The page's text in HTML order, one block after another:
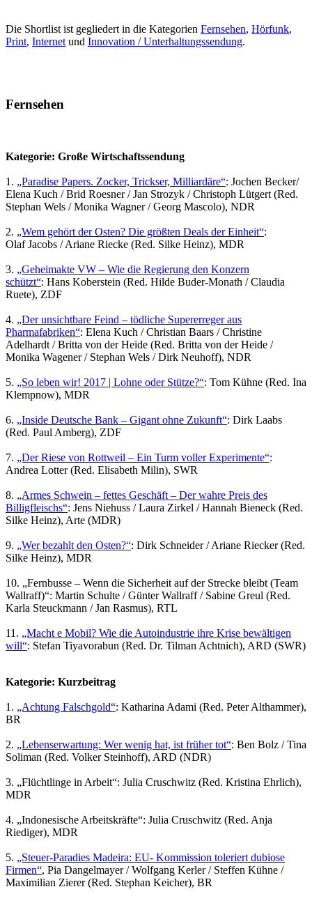
Die Shortlist ist gegliedert in die Kategorien Fernsehen, Hörfunk,
Print, Internet und Innovation / Unterhaltungssendung.
Fernsehen
Kategorie: Große Wirtschaftssendung
1. „Paradise Papers. Zocker, Trickser, Milliardäre“: Jochen Becker/
Elena Kuch / Brid Roesner / Jan Strozyk / Christoph Lütgert (Red.
Stephan Wels / Monika Wagner / Georg Mascolo), NDR
2. „Wem gehört der Osten? Die größten Deals der Einheit“:
Olaf Jacobs / Ariane Riecke (Red. Silke Heinz), MDR
3. „Geheimakte VW – Wie die Regierung den Konzern
schützt“: Hans Koberstein (Red. Hilde Buder-Monath / Claudia
Ruete), ZDF
4. „Der unsichtbare Feind – tödliche Supererreger aus
Pharmafabriken“: Elena Kuch / Christian Baars / Christine
Adelhardt / Britta von der Heide (Red. Britta von der Heide /
Monika Wagener / Stephan Wels / Dirk Neuhoff), NDR
5. „So leben wir! 2017 | Lohne oder Stütze?“: Tom Kühne (Red. Ina
Klempnow), MDR
6. „Inside Deutsche Bank – Gigant ohne Zukunft“: Dirk Laabs
(Red. Paul Amberg), ZDF
7. „Der Riese von Rottweil – Ein Turm voller Experimente“:
Andrea Lotter (Red. Elisabeth Milin), SWR
8. „Armes Schwein – fettes Geschäft – Der wahre Preis des
Billigfleischs“: Jens Niehuss / Laura Zirkel / Hannah Bieneck (Red.
Silke Heinz), Arte (MDR)
9. „Wer bezahlt den Osten?“: Dirk Schneider / Ariane Riecker (Red.
Silke Heinz), MDR
10. „Fernbusse – Wenn die Sicherheit auf der Strecke bleibt (Team
Wallraff)“: Martin Schulte / Günter Wallraff / Sabine Greul (Red.
Karla Steuckmann / Jan Rasmus), RTL
11. „Macht e Mobil? Wie die Autoindustrie ihre Krise bewältigen
will“: Stefan Tiyavorabun (Red. Dr. Tilman Achtnich), ARD (SWR)
Kategorie: Kurzbeitrag
1. „Achtung Falschgold“: Katharina Adami (Red. Peter Althammer),
BR
2. „Lebenserwartung: Wer wenig hat, ist früher tot“: Ben Bolz / Tina
Soliman (Red. Volker Steinhoff), ARD (NDR)
3. „Flüchtlinge in Arbeit“: Julia Cruschwitz (Red. Kristina Ehrlich),
MDR
4. „Indonesische Arbeitskräfte“: Julia Cruschwitz (Red. Anja
Riediger), MDR
5. „Steuer-Paradies Madeira: EU- Kommission toleriert dubiose
Firmen“, Pia Dangelmayer / Wolfgang Kerler / Steffen Kühne /
Maximilian Zierer (Red. Stephan Keicher), BR